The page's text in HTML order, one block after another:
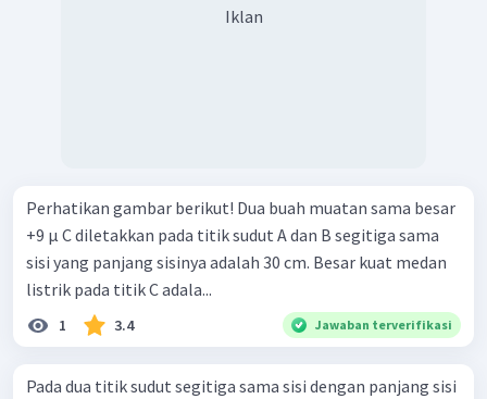
Iklan
Perhatikan gambar berikut! Dua buah muatan sama besar
+9 μ C diletakkan pada titik sudut A dan B segitiga sama
sisi yang panjang sisinya adalah 30 cm. Besar kuat medan
listrik pada titik C adala...
1 3.4 Jawaban terverifikasi
Pada dua titik sudut segitiga sama sisi dengan panjang sisi